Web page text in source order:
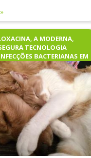
importante para a saúde
garante que os animais
da digestão e absorção
todos os nutrientes
para se manterem vivos,
Além disso, ele tem
na eliminação de resíduos,
hormônios, manutenção da
regulação do sistema
e absorção de água e
A MODERNA,
TECNOLOGIA
BACTERIANAS EM